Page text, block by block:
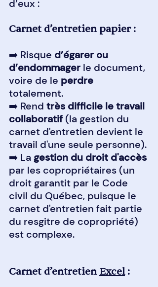
d’eux :
Carnet d’entretien papier :
➡️ Risque d’égarer ou
d’endommager le document,
voire de le perdre
totalement.
➡️ Rend très difficile le travail
collaboratif (la gestion du
carnet d'entretien devient le
travail d'une seule personne).
➡️ La gestion du droit d'accès
par les copropriétaires (un
droit garantit par le Code
civil du Québec, puisque le
carnet d'entretien fait partie
du resgitre de copropriété)
est complexe.
Carnet d’entretien Excel :